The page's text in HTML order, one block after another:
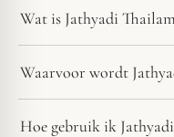
Wat is Jathyadi
Waarvoor wordt
Hoe gebruik ik